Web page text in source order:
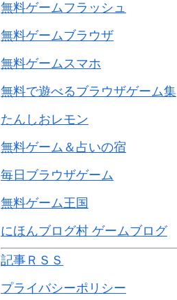
無料ゲームフラッシュ
無料ゲームブラウザ
無料ゲームスマホ
無料で遊べるブラウザゲーム集
たんしおレモン
無料ゲーム＆占いの宿
毎日ブラウザゲーム
無料ゲーム王国
にほんブログ村 ゲームブログ
記事ＲＳＳ
プライバシーポリシー